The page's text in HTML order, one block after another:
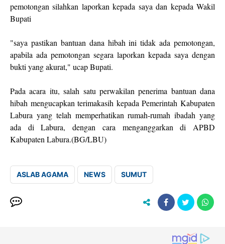
pemotongan silahkan laporkan kepada saya dan kepada Wakil
Bupati
"saya pastikan bantuan dana hibah ini tidak ada pemotongan,
apabila ada pemotongan segara laporkan kepada saya dengan
bukti yang akurat," ucap Bupati.
Pada acara itu, salah satu perwakilan penerima bantuan dana
hibah mengucapkan terimakasih kepada Pemerintah Kabupaten
Labura yang telah memperhatikan rumah-rumah ibadah yang
ada di Labura, dengan cara menganggarkan di APBD
Kabupaten Labura.(BG/LBU)
ASLAB AGAMA NEWS SUMUT